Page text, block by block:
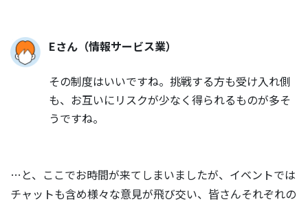
Eさん（情報サービス業）
その制度はいいですね。挑戦する方も受け入れ側
も、お互いにリスクが少なく得られるものが多そ
うですね。
…と、ここでお時間が来てしまいましたが、イベントでは
チャットも含め様々な意見が飛び交い、皆さんそれぞれの